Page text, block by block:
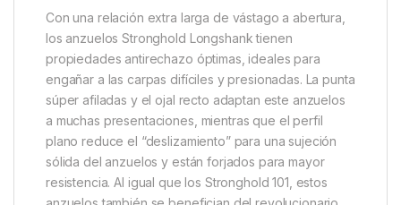
Con una relación extra larga de vástago a abertura,
los anzuelos Stronghold Longshank tienen
propiedades antirechazo óptimas, ideales para
engañar a las carpas difíciles y presionadas. La punta
súper afiladas y el ojal recto adaptan este anzuelos
a muchas presentaciones, mientras que el perfil
plano reduce el “deslizamiento” para una sujeción
sólida del anzuelos y están forjados para mayor
resistencia. Al igual que los Stronghold 101, estos